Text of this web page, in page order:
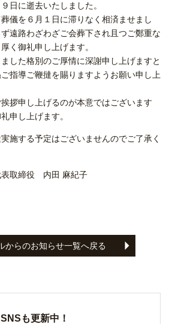
日に逝去いたしました。
儀を６月１日に滞りなく相済ませまし
遠路わざわざご会葬下され且つご鄭重な
く御礼申し上げます。
した格別のご厚情に深謝申し上げますと
指導ご鞭撻を賜りますようお願い申し上
拶申し上げるのが本意ではございます
申し上げます。
施する予定はございませんのでご了承く
取締役 内田 麻紀子
からのお知らせ一覧へ戻る
SNSも更新中！